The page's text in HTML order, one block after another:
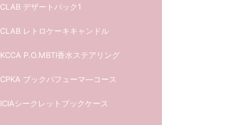
CLAB デザートパック1
CLAB レトロケーキキャンドル
KCCA P.O.MBTI香水ステアリング
CPKA ブックパフューマ―コース
ICIAシークレットブックケース